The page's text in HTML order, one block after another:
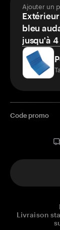
Ajouter un
bleu
jusqu'à
Code promo
Livraison